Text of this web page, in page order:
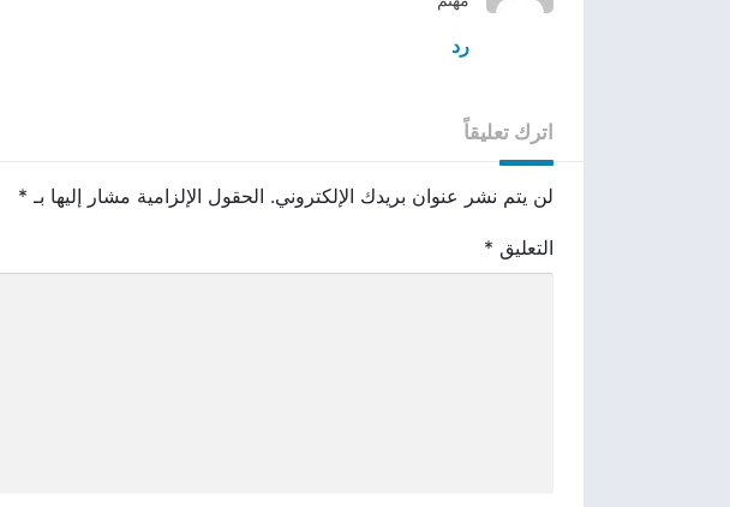
رد
اترك تعليقاً
لن يتم نشر عنوان بريدك الإلكتروني. الحقول الإلزامية مشار إليها بـ *
التعليق *